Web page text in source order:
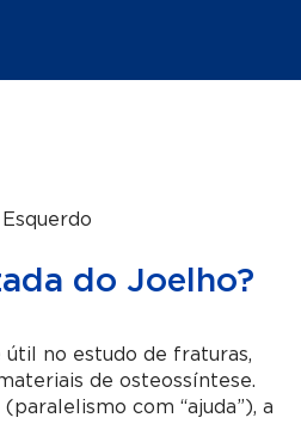
do Joelho?
no estudo de fraturas,
de osteossíntese.
com “ajuda”), a